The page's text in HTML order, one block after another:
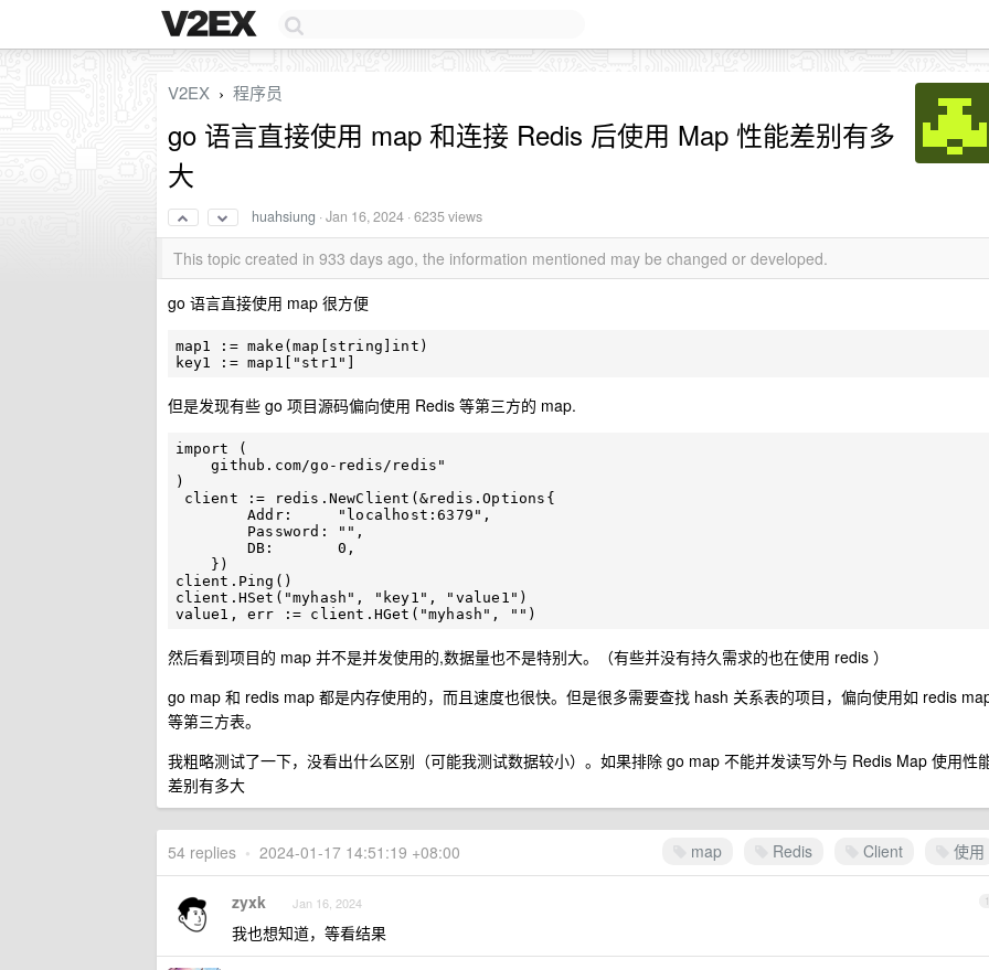
V2EX › 程序员
go 语言直接使用 map 和连接 Redis 后使用 Map 性能差别有多
大
huahsiung ·Jan 16, 2024 · 6235 views
This topic created in 933 days ago, the information mentioned may be changed or developed.
go 语言直接使用 map 很方便
map1 := make(map[string]int)
但是发现有些 go 项目源码偏向使用 Redis 等第三方的 map.
import (
    github.com/go-redis/redis"
)
        Addr:     "localhost:6379",
        DB:       0,
client.Ping()
client.HSet("myhash", "key1", "value1")
然后看到项目的 map 并不是并发使用的,数据量也不是特别大。（有些并没有持久需求的也在使用 redis ）
go map 和 redis map 都是内存使用的，而且速度也很快。但是很多需要查找 hash 关系表的项目，偏向使用如 redis
等第三方表。
我粗略测试了一下，没看出什么区别（可能我测试数据较小）。如果排除 go map 不能并发读写外与 Redis Map 使用性
差别有多大
map Redis Client 使用
54 replies • 2024-01-17 14:51:19 +08:00
1
zyxk Jan 16, 2024
我也想知道，等看结果